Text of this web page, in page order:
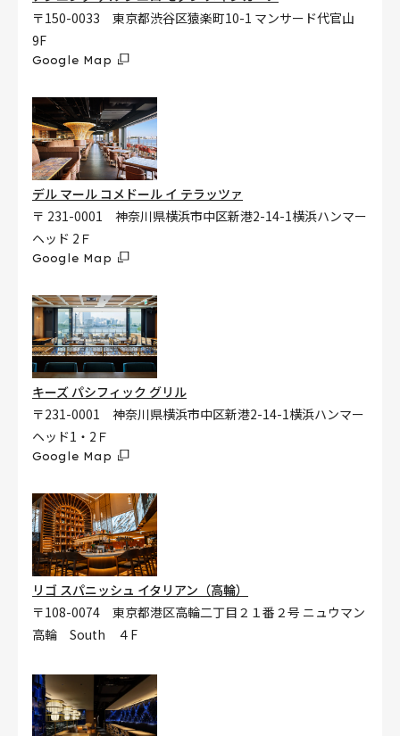
〒150-0033 東京都渋谷区猿楽町10-1 マンサード代官山
9F
Google Map
デル マール コメドール イ テラッツァ
〒 231-0001 神奈川県横浜市中区新港2-14-1横浜ハンマー
ヘッド 2Ｆ
Google Map
キーズ パシフィック グリル
〒231-0001 神奈川県横浜市中区新港2-14-1横浜ハンマー
ヘッド1・2Ｆ
Google Map
リゴ スパニッシュ イタリアン（高輪）
〒108-0074 東京都港区高輪二丁目２１番２号 ニュウマン
高輪 South ４F